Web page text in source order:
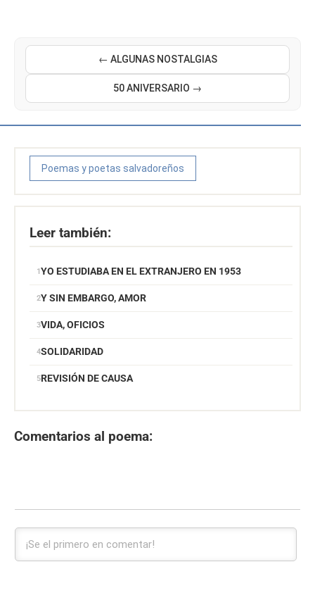
← ALGUNAS NOSTALGIAS
50 ANIVERSARIO →
Poemas y poetas salvadoreños
Leer también:
YO ESTUDIABA EN EL EXTRANJERO EN 1953
Y SIN EMBARGO, AMOR
VIDA, OFICIOS
SOLIDARIDAD
REVISIÓN DE CAUSA
Comentarios al poema: